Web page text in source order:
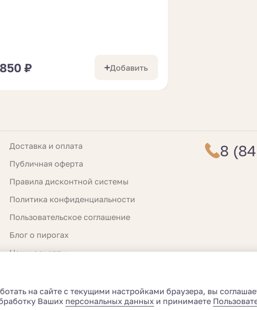
850 ₽ Добавить
Доставка и оплата
Публичная оферта
Правила дисконтной системы
Политика конфиденциальности
Пользовательское соглашение
Блог о пирогах
Наши рецепты
О нас
Контакты
8
на сайте с текущими настройками браузера, вы
Ваших персональных данных и принимаете